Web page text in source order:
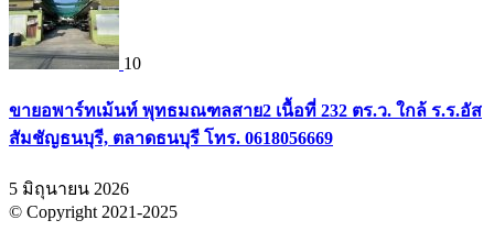
10
ขายอพาร์ทเม้นท์ พุทธมณฑลสาย2 เนื้อที่ 232 ตร.ว. ใกล้ ร.ร.อัส
สัมชัญธนบุรี, ตลาดธนบุรี โทร. 0618056669
5 มิถุนายน 2026
© Copyright 2021-2025